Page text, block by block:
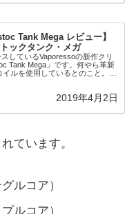
Tank Mega レビュー】
ックタンク・メガ
しているVaporessoの新作クリ
Tank Mega」です。何やら革新
ルを使用しているとのこと。
2019年4月2日
ています。
ルコア）
ルコア）